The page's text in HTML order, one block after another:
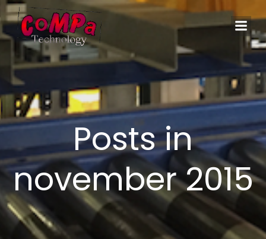
Naar
de
Posts in
november 2015